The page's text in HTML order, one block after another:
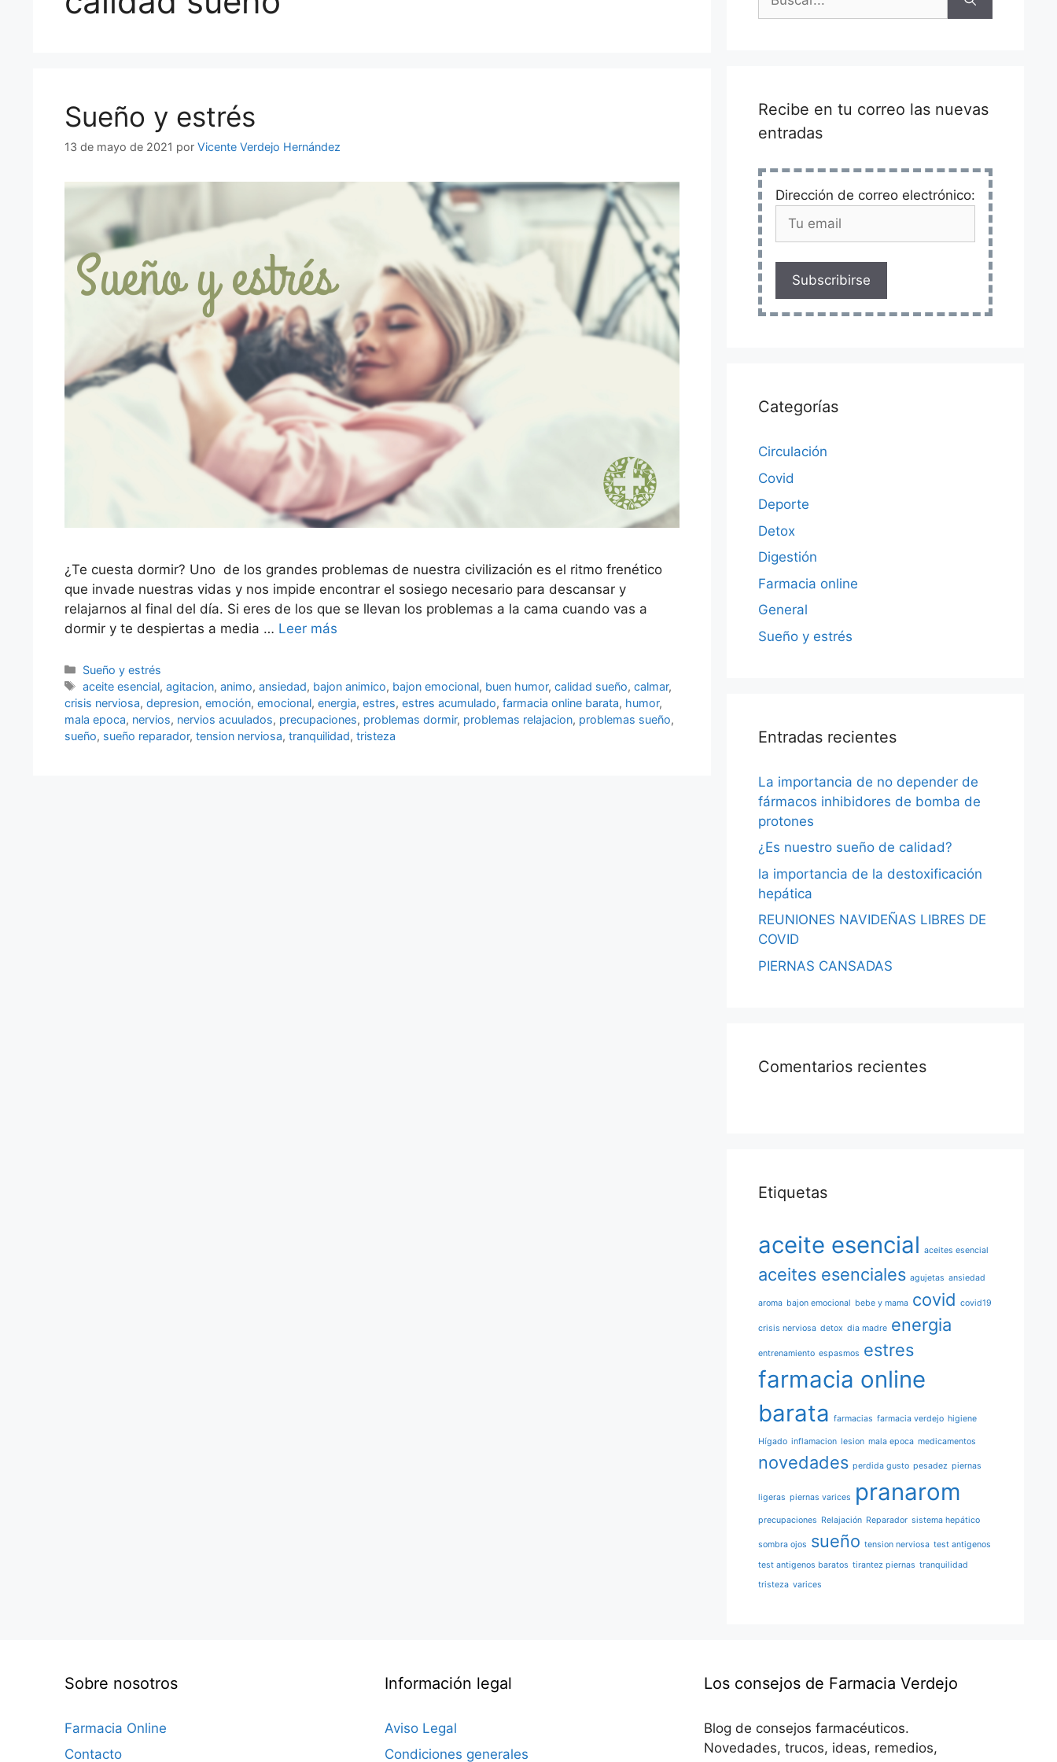
Sueño y estrés
13 de mayo de 2021 por Vicente Verdejo Hernández
¿Te cuesta dormir? Uno de los grandes problemas de nuestra civilización es el ritmo frenético
que invade nuestras vidas y nos impide encontrar el sosiego necesario para descansar y
relajarnos al final del día. Si eres de los que se llevan los problemas a la cama cuando vas a
dormir y te despiertas a media … Leer más
Categorías
Sueño y estrés
Etiquetas
aceite esencial,agitacion,animo,ansiedad, bajon animico, bajon emocional, buen humor,calidad sueño,calmar,
crisis nerviosa, depresion, emoción, emocional, energia, estres, estres acumulado, farmacia online barata, humor,
mala epoca, nervios, nervios acuulados, precupaciones, problemas dormir, problemas relajacion, problemas sueño,
sueño, sueño reparador, tension nerviosa, tranquilidad, tristeza
Recibe en tu correo las nuevas
entradas
Dirección de correo electrónico:
Subscribirse
Categorías
Circulación
Covid
Deporte
Detox
Digestión
Farmacia online
General
Sueño y estrés
Entradas recientes
La importancia de no depender de
fármacos inhibidores de bomba de
protones
¿Es nuestro sueño de calidad?
la importancia de la destoxificación
hepática
REUNIONES NAVIDEÑAS LIBRES DE
COVID
PIERNAS CANSADAS
Comentarios recientes
Etiquetas
aceite esencial aceites esencial
aceites esenciales agujetas ansiedad
aroma bajon emocional bebe y mama covid covid19
crisis nerviosa detox dia madre energia
entrenamiento espasmos estres
farmacia online
barata farmacias farmacia verdejo higiene
Hígado inflamacion lesion mala epoca medicamentos
novedades perdida gusto pesadez piernas
ligeras piernas varices pranarom
precupaciones Relajación Reparador sistema hepático
sombra ojos sueño tension nerviosa test antigenos
test antigenos baratos tirantez piernas tranquilidad
tristeza varices
Sobre nosotros
Farmacia Online
Contacto
Información legal
Aviso Legal
Condiciones generales
Los consejos de Farmacia Verdejo
Blog de consejos farmacéuticos.
Novedades, trucos, ideas, remedios,